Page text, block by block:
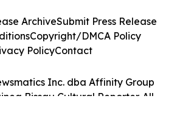
Inc. dba Affinity Group
Bissau Cultural Reporter. All
ArchiveSubmit Press Release
Copyright/DMCA Policy
PolicyContact